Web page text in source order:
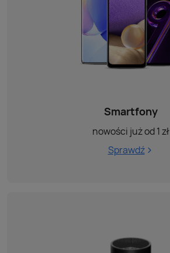
Smartfony
nowości już od 1 zł
Sprawdź